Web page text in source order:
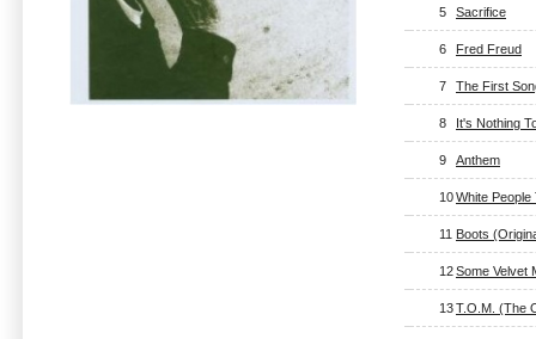
5 Sacrifice
6 Fred Freud
7 The First
8 It's Nothing
9 Anthem
10White People
11 Boots
12Some Velvet
13T.O.M. (The